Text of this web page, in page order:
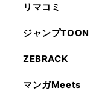
リマコミ
ジャンプTOON
ZEBRACK
マンガMeets